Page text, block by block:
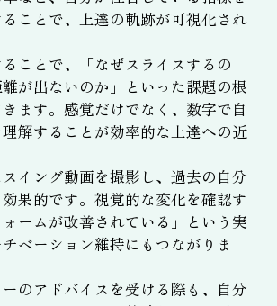
ことで、上達の軌跡が可視化され
ことで、「なぜスライスするの
が出ないのか」といった課題の根
ます。感覚だけでなく、数字で自
解することが効率的な上達への近
イング動画を撮影し、過去の自分
果的です。視覚的な変化を確認す
ームが改善されている」という実
ベーション維持にもつながりま
のアドバイスを受ける際も、自分